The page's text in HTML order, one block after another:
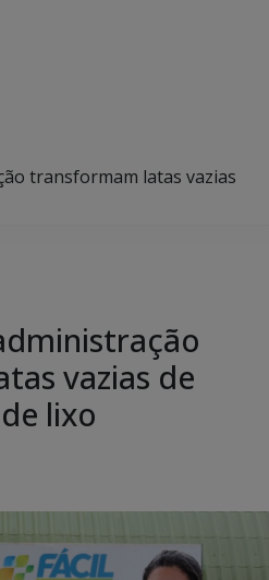
transformam latas vazias
vazias de
lixo